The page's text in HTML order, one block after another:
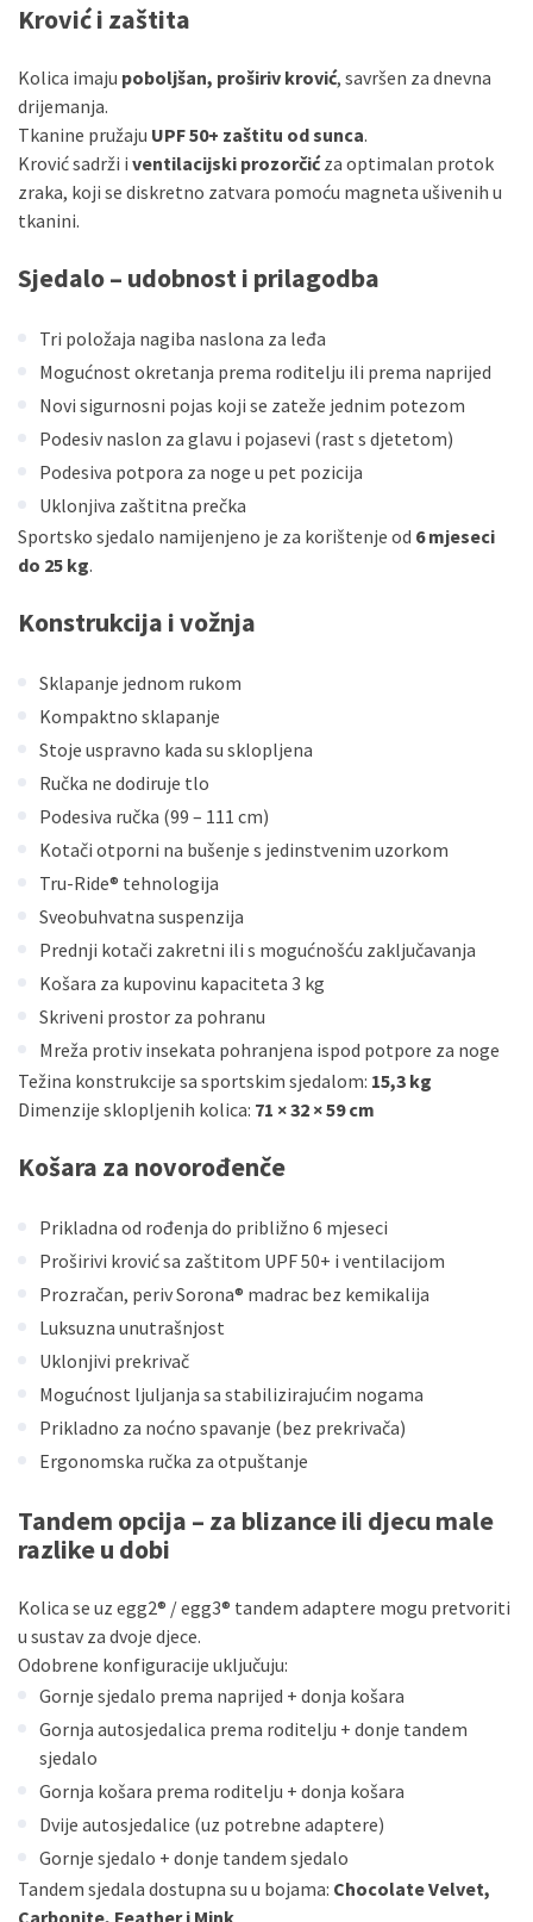
Krović i zaštita
Kolica imaju poboljšan, proširiv krović, savršen za dnevna
drijemanja.
Tkanine pružaju UPF 50+ zaštitu od sunca.
Krović sadrži i ventilacijski prozorčićza optimalan protok
zraka, koji se diskretno zatvara pomoću magneta ušivenih u
tkanini.
Sjedalo – udobnost i prilagodba
Tri položaja nagiba naslona za leđa
Mogućnost okretanja prema roditelju ili prema naprijed
Novi sigurnosni pojas koji se zateže jednim potezom
Podesiv naslon za glavu i pojasevi (rast s djetetom)
Podesiva potpora za noge u pet pozicija
Uklonjiva zaštitna prečka
Sportsko sjedalo namijenjeno je za korištenje od 6 mjeseci
do 25 kg.
Konstrukcija i vožnja
Sklapanje jednom rukom
Kompaktno sklapanje
Stoje uspravno kada su sklopljena
Ručka ne dodiruje tlo
Podesiva ručka (99 – 111 cm)
Kotači otporni na bušenje s jedinstvenim uzorkom
Tru-Ride® tehnologija
Sveobuhvatna suspenzija
Prednji kotači zakretni ili s mogućnošću zaključavanja
Košara za kupovinu kapaciteta 3 kg
Skriveni prostor za pohranu
Mreža protiv insekata pohranjena ispod potpore za noge
Težina konstrukcije sa sportskim sjedalom: 15,3 kg
Dimenzije sklopljenih kolica: 71 × 32 × 59 cm
Košara za novorođenče
Prikladna od rođenja do približno 6 mjeseci
Proširivi krović sa zaštitom UPF 50+ i ventilacijom
Prozračan, periv Sorona® madrac bez kemikalija
Luksuzna unutrašnjost
Uklonjivi prekrivač
Mogućnost ljuljanja sa stabilizirajućim nogama
Prikladno za noćno spavanje (bez prekrivača)
Ergonomska ručka za otpuštanje
Tandem opcija – za blizance ili djecu male
razlike u dobi
Kolica se uz egg2® / egg3® tandem adaptere mogu pretvoriti
u sustav za dvoje djece.
Odobrene konfiguracije uključuju:
Gornje sjedalo prema naprijed + donja košara
Gornja autosjedalica prema roditelju + donje tandem
sjedalo
Gornja košara prema roditelju + donja košara
Dvije autosjedalice (uz potrebne adaptere)
Gornje sjedalo + donje tandem sjedalo
Tandem sjedala dostupna su u bojama: Chocolate Velvet,
Carbonite, Feather i Mink